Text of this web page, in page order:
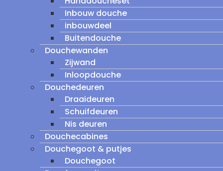
Inbouw douche
inbouwdeel
Buitendouche
Douchewanden
Zijwand
Inloopdouche
Douchedeuren
Draaideuren
Schuifdeuren
Nis deuren
Douchecabines
Douchegoot & putjes
Douchegoot